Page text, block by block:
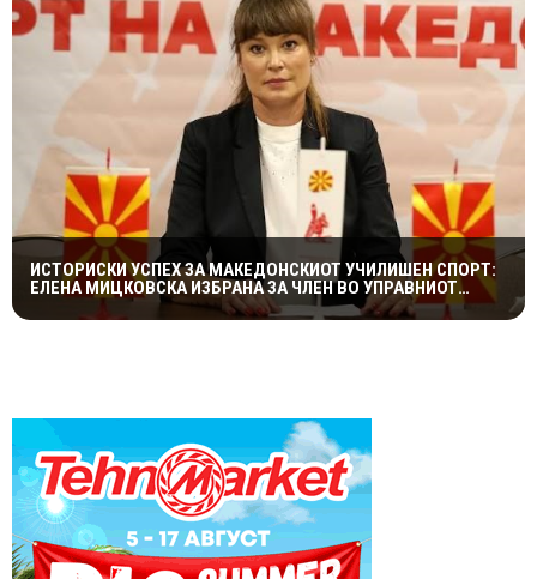
ИСТОРИСКИ УСПЕХ ЗА МАКЕДОНСКИОТ УЧИЛИШЕН СПОРТ:
ЕЛЕНА МИЦКОВСКА ИЗБРАНА ЗА ЧЛЕН ВО УПРАВНИОТ
ОДБОР НА СВЕТСКАТА ФЕДЕРАЦИЈА НА УЧИЛИШНИ
СПОРТОВИ